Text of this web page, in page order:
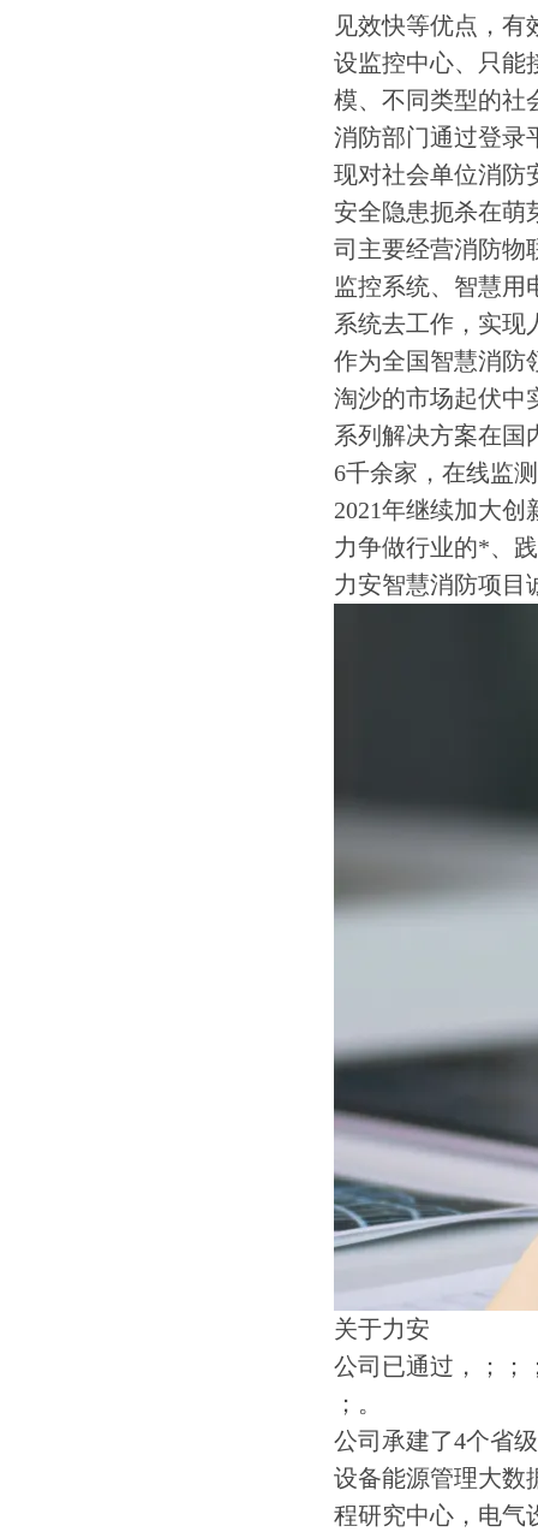
见效快等优点，
设监控中心、只能
模、不同类型的社
消防部门通过登录
现对社会单位消防
安全隐患扼杀在萌
司主要经营消防物
监控系统、智慧用
系统去工作，实现
作为全国智慧消防
淘沙的市场起伏中
系列解决方案在国
6千余家，在线监
2021年继续加大
力争做行业的*、
力安智慧消防项目
关于力安
公司已通过，；；
；。
公司承建了4个省
设备能源管理大数
程研究中心，电气